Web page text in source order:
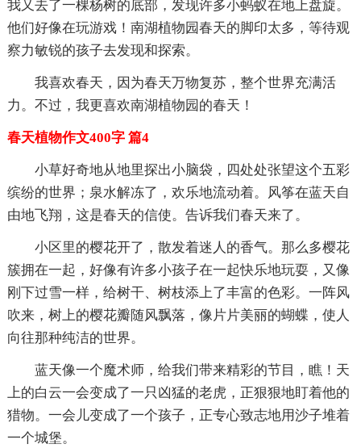
我又去了一棵杨树的底部，发现许多小蚂蚁在地上盘旋。
他们好像在玩游戏！南湖植物园春天的脚印太多，等待观
察力敏锐的孩子去发现和探索。
我喜欢春天，因为春天万物复苏，整个世界充满活
力。不过，我更喜欢南湖植物园的春天！
春天植物作文400字 篇4
小草好奇地从地里探出小脑袋，四处处张望这个五彩
缤纷的世界；泉水解冻了，欢乐地流动着。风筝在蓝天自
由地飞翔，这是春天的信使。告诉我们春天来了。
小区里的樱花开了，散发着迷人的香气。那么多樱花
簇拥在一起，好像有许多小孩子在一起快乐地玩耍，又像
刚下过雪一样，给树干、树枝添上了丰富的色彩。一阵风
吹来，树上的樱花瓣随风飘落，像片片美丽的蝴蝶，使人
向往那种纯洁的世界。
蓝天像一个魔术师，给我们带来精彩的节目，瞧！天
上的白云一会变成了一只凶猛的老虎，正狠狠地盯着他的
猎物。一会儿变成了一个孩子，正专心致志地用沙子堆着
一个城堡。